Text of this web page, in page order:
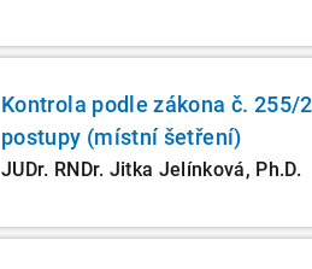
Kontrola podle zákona č.
postupy (místní šetření)
JUDr. RNDr. Jitka Jelínková, Ph.D.